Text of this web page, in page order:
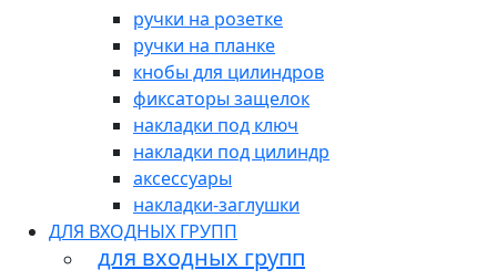
ручки на розетке
ручки на планке
кнобы для цилиндров
фиксаторы защелок
накладки под ключ
накладки под цилиндр
аксессуары
накладки-заглушки
ДЛЯ ВХОДНЫХ ГРУПП
для входных групп